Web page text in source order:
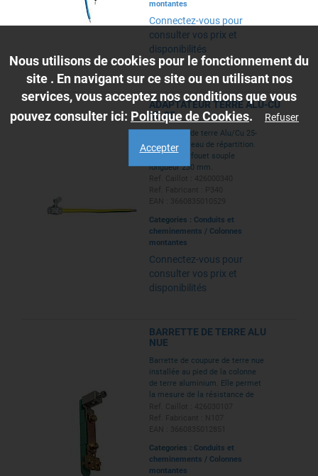
montantes
Connectez-vous pour
consulter vos prix et
disponibilités
ADAPTATEUR TERRE ALU-CU
35-25
Adaptateur de terre Alu/Cu 25-
35 pour tableau de répartition.
Equipé d'un fouet souple
longueur 230 mm.
Categories : Conduits et
cheminements / Colonnes
montantes
Connectez-vous pour
consulter vos prix et
disponibilités
BARRETTE DE TERRE ALU
NUE
Barrette de coupure de terre nue
installée au pied de la colonne
de terre aluminium. Elle permet
la mesure de la résistance de
Categories : Conduits et
cheminements / Colonnes
montantes
Nous utilisons de cookies pour le fonctionnement du
site . En navigant sur ce site ou en utilisant nos
services, vous acceptez nos conditions que vous
pouvez consulter ici: Politique de Cookies. Refuser
Accepter